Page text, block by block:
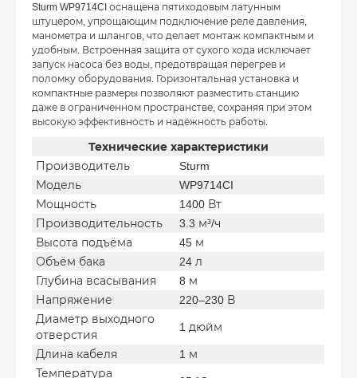
Sturm WP9714CI оснащена пятиходовым латунным
штуцером, упрощающим подключение реле давления,
манометра и шлангов, что делает монтаж компактным и
удобным. Встроенная защита от сухого хода исключает
запуск насоса без воды, предотвращая перегрев и
поломку оборудования. Горизонтальная установка и
компактные размеры позволяют разместить станцию
даже в ограниченном пространстве, сохраняя при этом
высокую эффективность и надёжность работы.
Технические характеристики
Производитель
Sturm
Модель
WP9714CI
Мощность
1400 Вт
Производительность
3.3 м³/ч
Высота подъёма
45 м
Объём бака
24 л
Глубина всасывания
8 м
Напряжение
220–230 В
Диаметр выходного
отверстия
1 дюйм
Длина кабеля
1 м
Температура